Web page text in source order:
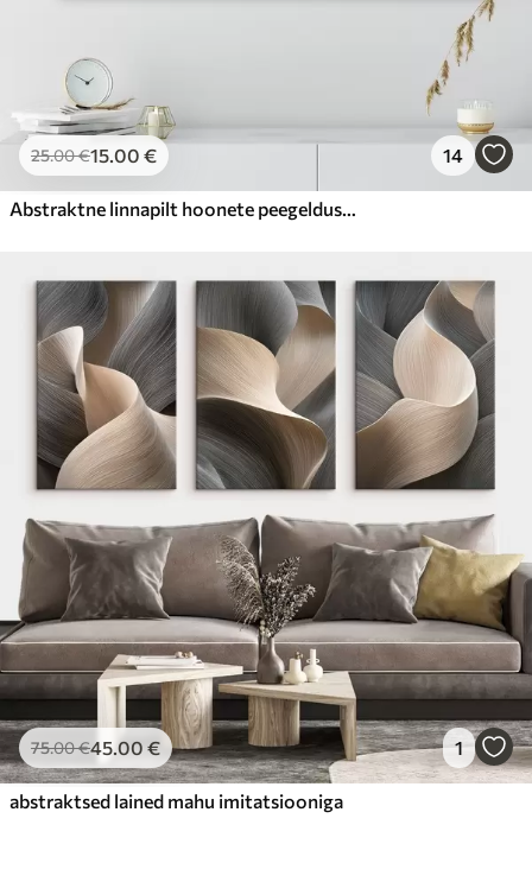
25.00€15.00 € 14
Abstraktne linnapilt hoonete peegeldustega vees, mis on loodud neutraalsetes toonides ja soojade toonide aktsentidega
75.00€45.00 € 1
abstraktsed lained mahu imitatsiooniga